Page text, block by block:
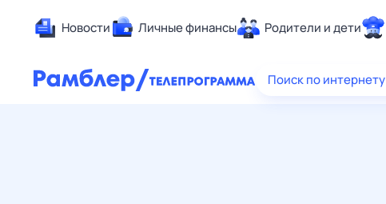
Новости Личные финансы Родители и дети
Здоровье
Поиск по интернету